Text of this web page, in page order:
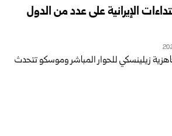
الإيرانية على عدد من الدول